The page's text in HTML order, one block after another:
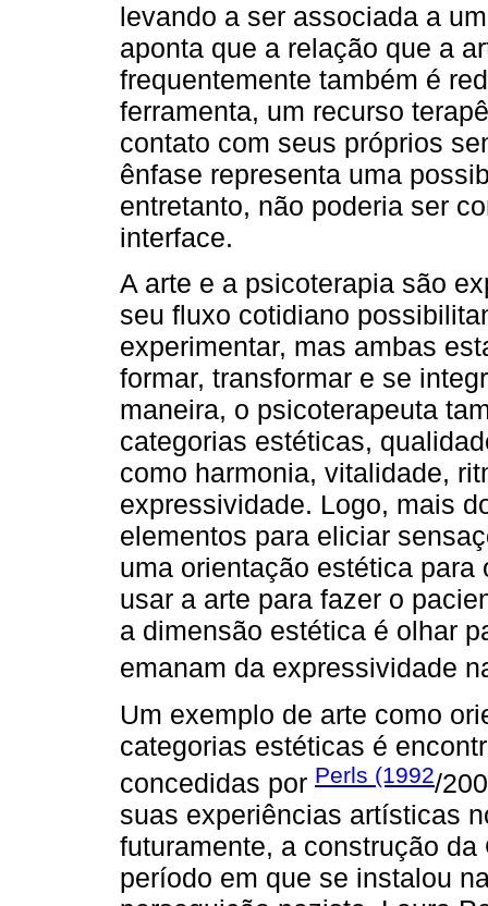
levando a ser associada a
aponta que a relação que a
frequentemente também é
ferramenta, um recurso
contato com seus próprios
ênfase representa uma
entretanto, não poderia ser
interface.
A arte e a psicoterapia são
seu fluxo cotidiano
experimentar, mas ambas
formar, transformar e se
maneira, o psicoterapeuta
categorias estéticas,
como harmonia, vitalidade,
expressividade. Logo, mais
elementos para eliciar
uma orientação estética
usar a arte para fazer o
a dimensão estética é olhar
emanam da expressividade
Um exemplo de arte como
categorias estéticas é
concedidas por Perls (1992/
suas experiências artísticas
futuramente, a construção
período em que se instalou